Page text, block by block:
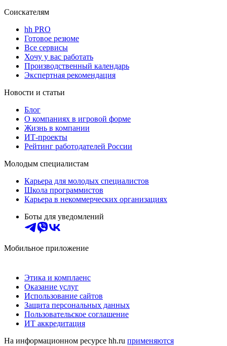
Соискателям
hh PRO
Готовое резюме
Все сервисы
Хочу у вас работать
Производственный календарь
Экспертная рекомендация
Новости и статьи
Блог
О компаниях в игровой форме
Жизнь в компании
ИТ-проекты
Рейтинг работодателей России
Молодым специалистам
Карьера для молодых специалистов
Школа программистов
Карьера в некоммерческих организациях
Боты для уведомлений
Мобильное приложение
Этика и комплаенс
Оказание услуг
Использование сайтов
Защита персональных данных
Пользовательское соглашение
ИТ аккредитация
На информационном ресурсе hh.ru применяются